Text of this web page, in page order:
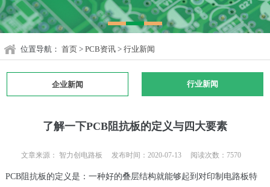
位置导航： 首页 > PCB资讯 > 行业新闻
企业新闻 行业新闻
了解一下PCB阻抗板的定义与四大要素
文章来源： 智力创电路板 发布时间：2020-07-13 阅读次数：7570
PCB阻抗板的定义是：一种好的叠层结构就能够起到对印制电路板特